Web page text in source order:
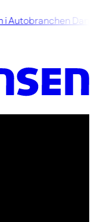
Autobranchen